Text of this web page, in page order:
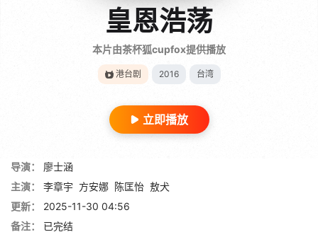
皇恩浩荡
本片由茶杯狐cupfox提供播放
港台剧 2016 台湾
立即播放
导演：
廖士涵
主演：
李章宇 方安娜 陈匡怡 敖犬
更新：
2025-11-30 04:56
备注：
已完结